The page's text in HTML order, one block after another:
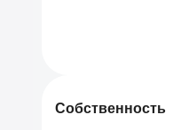
Собственность